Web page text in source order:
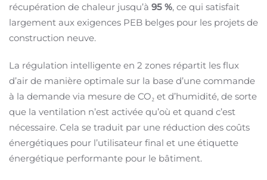
récupération de chaleur jusqu’à 95 %, ce qui satisfait
largement aux exigences PEB belges pour les projets de
construction neuve.
La régulation intelligente en 2 zones répartit les flux
d’air de manière optimale sur la base d’une commande
à la demande via mesure de CO₂ et d’humidité, de sorte
que la ventilation n’est activée qu’où et quand c’est
nécessaire. Cela se traduit par une réduction des coûts
énergétiques pour l’utilisateur final et une étiquette
énergétique performante pour le bâtiment.